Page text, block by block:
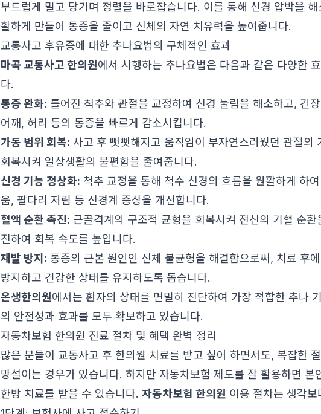
부드럽게 밀고 당기며 정렬을 바로잡습니다. 이를 통해 신경 압박을
활하게 만들어 통증을 줄이고 신체의 자연 치유력을 높여줍니다.
교통사고 후유증에 대한 추나요법의 구체적인 효과
마곡 교통사고 한의원에서 시행하는 추나요법은 다음과 같은 다양한
다.
통증 완화: 틀어진 척추와 관절을 교정하여 신경 눌림을 해소하고, 긴
어깨, 허리 등의 통증을 빠르게 감소시킵니다.
가동 범위 회복: 사고 후 뻣뻣해지고 움직임이 부자연스러웠던 관절의
회복시켜 일상생활의 불편함을 줄여줍니다.
신경 기능 정상화: 척추 교정을 통해 척수 신경의 흐름을 원활하게 하
움, 팔다리 저림 등 신경계 증상을 개선합니다.
혈액 순환 촉진: 근골격계의 구조적 균형을 회복시켜 전신의 기혈 순
진하여 회복 속도를 높입니다.
재발 방지: 통증의 근본 원인인 신체 불균형을 해결함으로써, 치료 후
방지하고 건강한 상태를 유지하도록 돕습니다.
온생한의원에서는 환자의 상태를 면밀히 진단하여 가장 적합한 추나
의 안전성과 효과를 모두 확보하고 있습니다.
자동차보험 한의원 진료 절차 및 혜택 완벽 정리
많은 분들이 교통사고 후 한의원 치료를 받고 싶어 하면서도, 복잡한
망설이는 경우가 있습니다. 하지만 자동차보험 제도를 잘 활용하면 본
한방 치료를 받을 수 있습니다. 자동차보험 한의원 이용 절차는 생각